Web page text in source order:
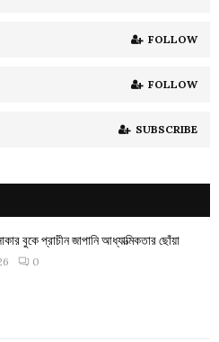
FOLLOW
FOLLOW
SUBSCRIBE
বুকে প্রাচীন জাপানি আধ্যাত্মিকতার ছোঁয়া
0